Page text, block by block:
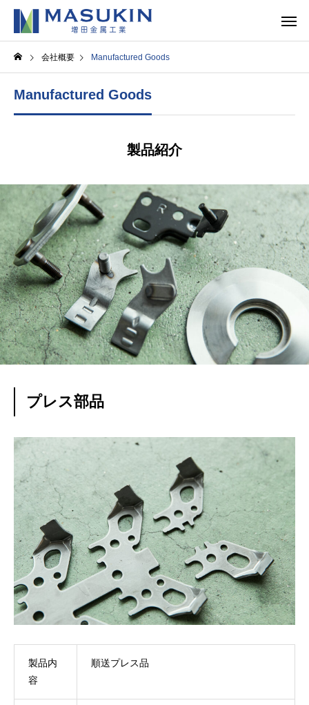
会社概要 Manufactured Goods
Manufactured Goods
製品紹介
プレス部品
製品内
容
順送プレス品